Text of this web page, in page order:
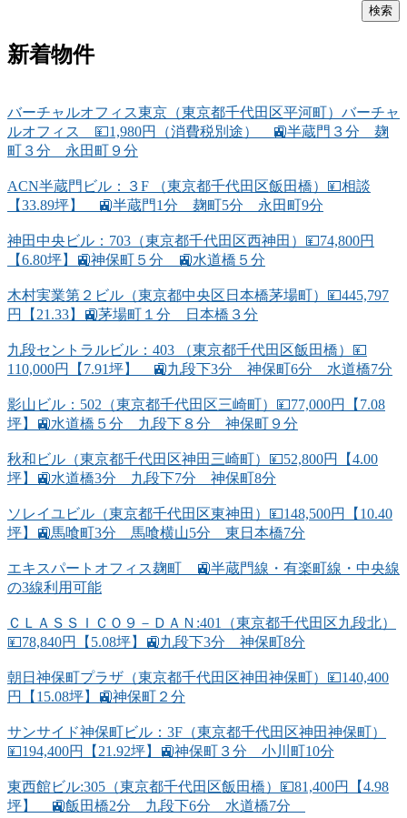
新着物件
バーチャルオフィス東京（東京都千代田区平河町）バーチャ
ルオフィス 💴1,980円（消費税別途） 🚉半蔵門３分 麹
町３分 永田町９分
ACN半蔵門ビル：３F （東京都千代田区飯田橋）💴相談
【33.89坪】 🚉半蔵門1分 麹町5分 永田町9分
神田中央ビル：703（東京都千代田区西神田）💴74,800円
【6.80坪】🚉神保町５分 🚉水道橋５分
木村実業第２ビル（東京都中央区日本橋茅場町）💴445,797
円【21.33】🚉茅場町１分 日本橋３分
九段セントラルビル：403 （東京都千代田区飯田橋）💴
110,000円【7.91坪】 🚉九段下3分 神保町6分 水道橋7分
影山ビル：502（東京都千代田区三崎町）💴77,000円【7.08
坪】🚉水道橋５分 九段下８分 神保町９分
秋和ビル（東京都千代田区神田三崎町）💴52,800円【4.00
坪】🚉水道橋3分 九段下7分 神保町8分
ソレイユビル（東京都千代田区東神田）💴148,500円【10.40
坪】🚉馬喰町3分 馬喰横山5分 東日本橋7分
エキスパートオフィス麹町 🚉半蔵門線・有楽町線・中央線
の3線利用可能
ＣＬＡＳＳＩＣＯ９－ＤＡＮ:401（東京都千代田区九段北）
💴78,840円【5.08坪】🚉九段下3分 神保町8分
朝日神保町プラザ（東京都千代田区神田神保町）💴140,400
円【15.08坪】🚉神保町２分
サンサイド神保町ビル：3F（東京都千代田区神田神保町）
💴194,400円【21.92坪】🚉神保町３分 小川町10分
東西館ビル:305（東京都千代田区飯田橋）💴81,400円【4.98
坪】 🚉飯田橋2分 九段下6分 水道橋7分